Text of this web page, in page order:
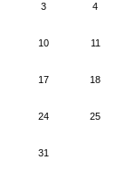
3 4
10 11
17 18
24 25
31